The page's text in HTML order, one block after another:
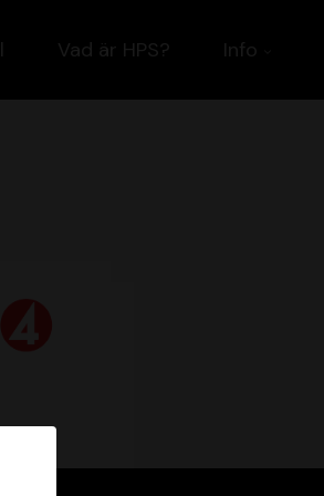
Vad är HPS? Info